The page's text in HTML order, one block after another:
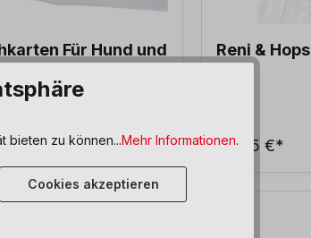
Für Hund und
Reni & Hops
36,95 €*
bieten zu können...Mehr Informationen.
Cookies akzeptieren